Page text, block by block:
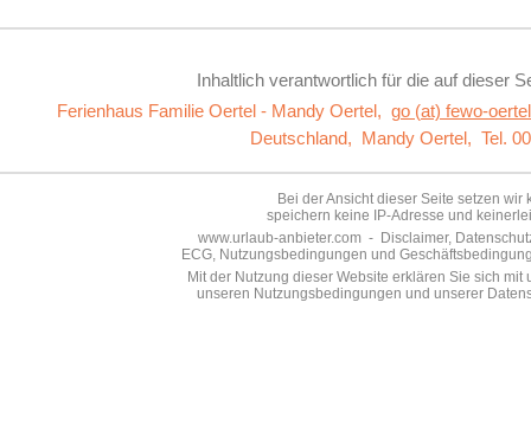
Inhaltlich verantwortlich für die auf dieser
Ferienhaus Familie Oertel - Mandy Oertel, go (at) fewo-
Deutschland, Mandy Oertel, Tel.
Bei der Ansicht dieser Seite setzen wir
speichern keine IP-Adresse und
www.urlaub-anbieter.com - Disclaimer,
ECG, Nutzungsbedingungen und
Mit der Nutzung dieser Website erklären Sie sich
unseren Nutzungsbedingungen und unserer